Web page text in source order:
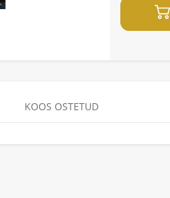
KOOS OSTETUD